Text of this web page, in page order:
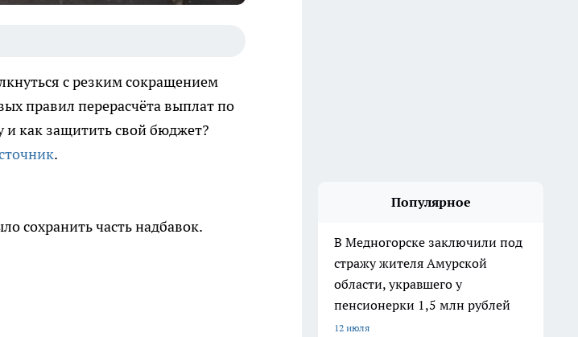
с резким сокращением
правил перерасчёта выплат по
и как защитить свой бюджет?
.
сохранить часть надбавок.
Популярное
В Медногорске заключили под
стражу жителя Амурской
области, укравшего у
пенсионерки 1,5 млн рублей
12 июля